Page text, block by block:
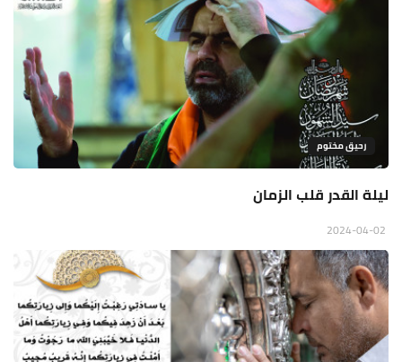
رحيق مختوم
ليلة القدر قلب الزمان